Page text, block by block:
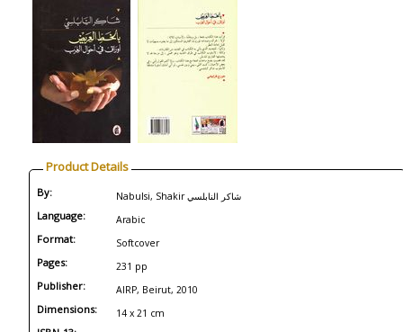
Product Details
By: Nabulsi, Shakir شاكر النابلسي
Language: Arabic
Format: Softcover
Pages: 231 pp
Publisher: AIRP, Beirut, 2010
Dimensions: 14 x 21 cm